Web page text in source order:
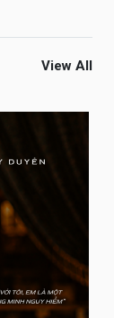
View All